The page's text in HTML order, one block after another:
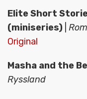
Elite Short
(miniseries)
Original
Masha and the
Ryssland